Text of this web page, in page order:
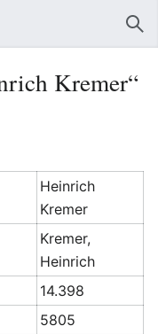
Kremer“
Heinrich
Kremer
Kremer,
Heinrich
14.398
5805